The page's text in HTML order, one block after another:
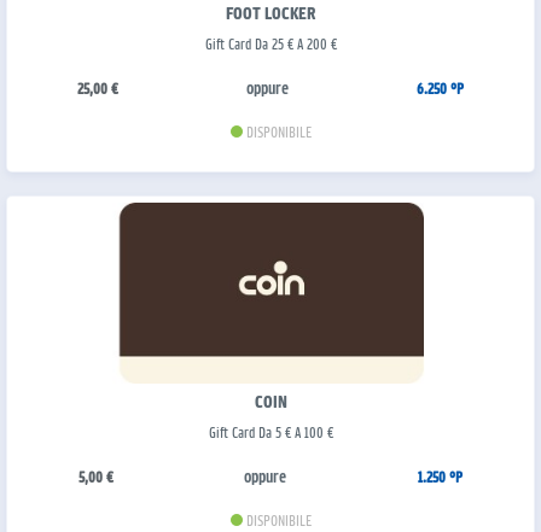
FOOT LOCKER
Gift Card Da 25 € A 200 €
25,00 € oppure 6.250 °P
DISPONIBILE
COIN
Gift Card Da 5 € A 100 €
5,00 € oppure 1.250 °P
DISPONIBILE